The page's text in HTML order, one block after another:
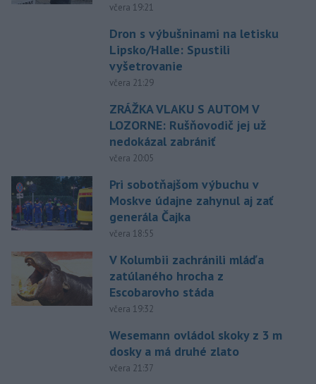
včera 19:21
Dron s výbušninami na letisku
Lipsko/Halle: Spustili
vyšetrovanie
včera 21:29
ZRÁŽKA VLAKU S AUTOM V
LOZORNE: Rušňovodič jej už
nedokázal zabrániť
včera 20:05
Pri sobotňajšom výbuchu v
Moskve údajne zahynul aj zať
generála Čajka
včera 18:55
V Kolumbii zachránili mláďa
zatúlaného hrocha z
Escobarovho stáda
včera 19:32
Wesemann ovládol skoky z 3 m
dosky a má druhé zlato
včera 21:37